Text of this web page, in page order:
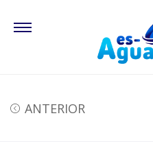
ANTERIOR